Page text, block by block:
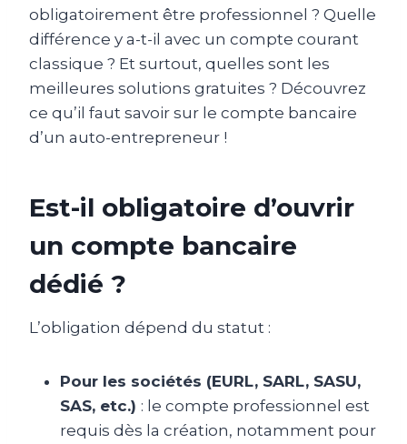
obligatoirement être professionnel ? Quelle
différence y a-t-il avec un compte courant
classique ? Et surtout, quelles sont les
meilleures solutions gratuites ? Découvrez
ce qu’il faut savoir sur le compte bancaire
d’un auto-entrepreneur !
Est-il obligatoire d’ouvrir
un compte bancaire
dédié ?
L’obligation dépend du statut :
Pour les sociétés (EURL, SARL, SASU,
SAS, etc.) : le compte professionnel est
requis dès la création, notamment pour